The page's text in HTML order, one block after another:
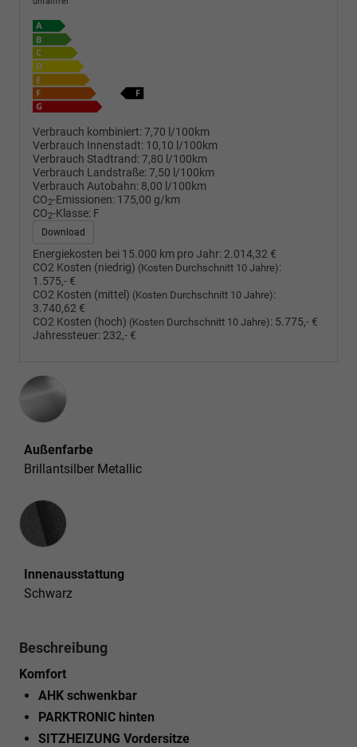
Verbrauch kombiniert:7,70 l/100km
Verbrauch Innenstadt: 10,10 l/100km
Verbrauch Stadtrand:7,80 l/100km
Verbrauch Landstraße:7,50 l/100km
Verbrauch Autobahn: 8,00 l/100km
CO2-Emissionen: 175,00 g/km
CO2-Klasse: F
Download
Energiekosten bei 15.000 km pro Jahr: 2.014,32 €
CO2 Kosten (niedrig) (Kosten Durchschnitt 10 Jahre):
1.575,- €
CO2 Kosten (mittel) (Kosten Durchschnitt 10 Jahre):
3.740,62 €
CO2 Kosten (hoch) (Kosten Durchschnitt 10 Jahre): 5.775,- €
Jahressteuer: 232,- €
Außenfarbe
Brillantsilber Metallic
Innenausstattung
Innenausstattung
Schwarz
Beschreibung
Komfort
AHK schwenkbar
PARKTRONIC hinten
SITZHEIZUNG Vordersitze